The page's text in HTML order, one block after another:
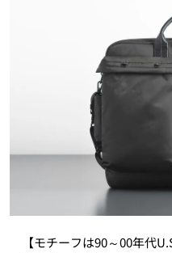
【モチーフは90～00年代